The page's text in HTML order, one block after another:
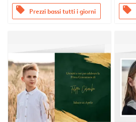
offers Prezzi bassi tutti i giorni offers